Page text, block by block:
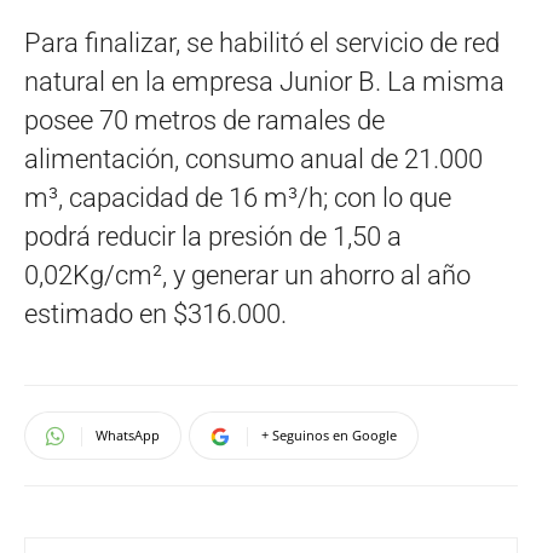
Para finalizar, se habilitó el servicio de red
natural en la empresa Junior B. La misma
posee 70 metros de ramales de
alimentación, consumo anual de 21.000
m³, capacidad de 16 m³/h; con lo que
podrá reducir la presión de 1,50 a
0,02Kg/cm², y generar un ahorro al año
estimado en $316.000.
WhatsApp + Seguinos en Google